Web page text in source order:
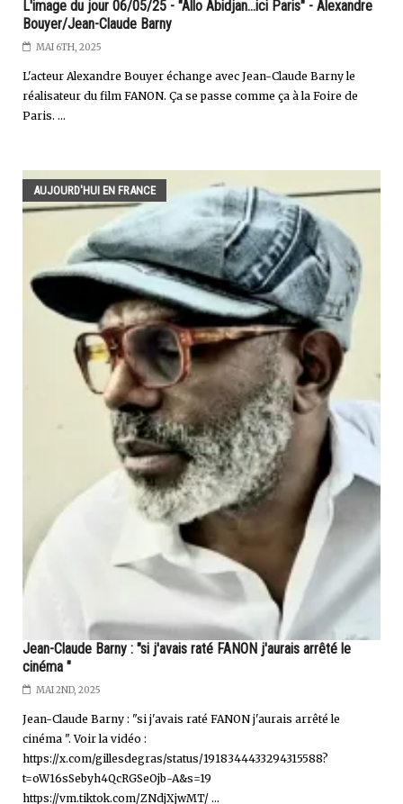
L'image du jour 06/05/25 - "Allo Abidjan...ici Paris" - Alexandre
Bouyer/Jean-Claude Barny
MAI 6TH, 2025
L'acteur Alexandre Bouyer échange avec Jean-Claude Barny le
réalisateur du film FANON. Ça se passe comme ça à la Foire de
Paris. ...
AUJOURD'HUI EN FRANCE
Jean-Claude Barny : "si j'avais raté FANON j'aurais arrêté le
cinéma "
MAI 2ND, 2025
Jean-Claude Barny : "si j'avais raté FANON j'aurais arrêté le
cinéma ". Voir la vidéo :
https://x.com/gillesdegras/status/1918344433294315588?
t=oW16sSebyh4QcRGSeOjb-A&s=19
https://vm.tiktok.com/ZNdjXjwMT/ ...